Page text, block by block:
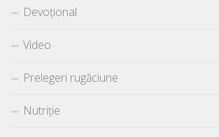
Devoțional
Video
Prelegeri rugăciune
Nutriție